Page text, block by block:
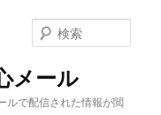
メール
ルで配信された情報が閲
索